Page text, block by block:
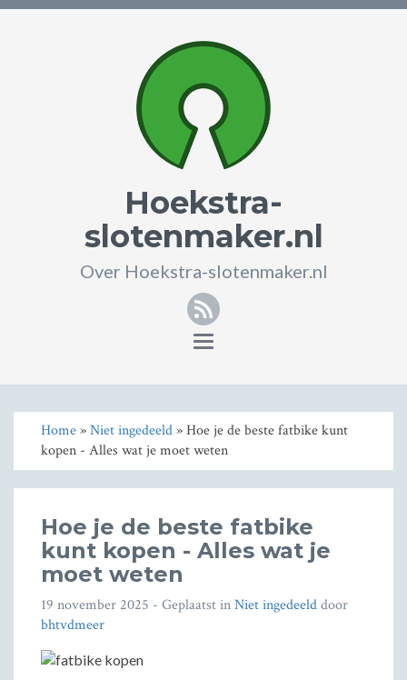
Hoekstra-
slotenmaker.nl
Over Hoekstra-slotenmaker.nl
RSS
Toggle
Home»Niet ingedeeld» Hoe je de beste fatbike kunt
kopen - Alles wat je moet weten
Hoe je de beste fatbike
kunt kopen - Alles wat je
moet weten
19 november 2025 - Geplaatst inNiet ingedeelddoor
bhtvdmeer